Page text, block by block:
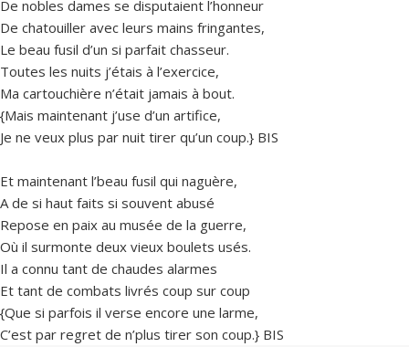
De nobles dames se disputaient l’honneur
De chatouiller avec leurs mains fringantes,
Le beau fusil d’un si parfait chasseur.
Toutes les nuits j’étais à l’exercice,
Ma cartouchière n’était jamais à bout.
{Mais maintenant j’use d’un artifice,
Je ne veux plus par nuit tirer qu’un coup.} BIS
Et maintenant l’beau fusil qui naguère,
A de si haut faits si souvent abusé
Repose en paix au musée de la guerre,
Où il surmonte deux vieux boulets usés.
Il a connu tant de chaudes alarmes
Et tant de combats livrés coup sur coup
{Que si parfois il verse encore une larme,
C’est par regret de n’plus tirer son coup.} BIS